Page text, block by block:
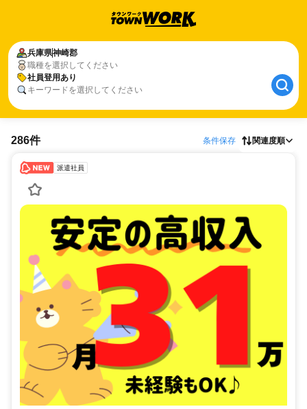
兵庫県神崎郡
職種を選択してください
社員登用あり
キーワードを選択してください
286件 条件保存 関連度順
派遣社員